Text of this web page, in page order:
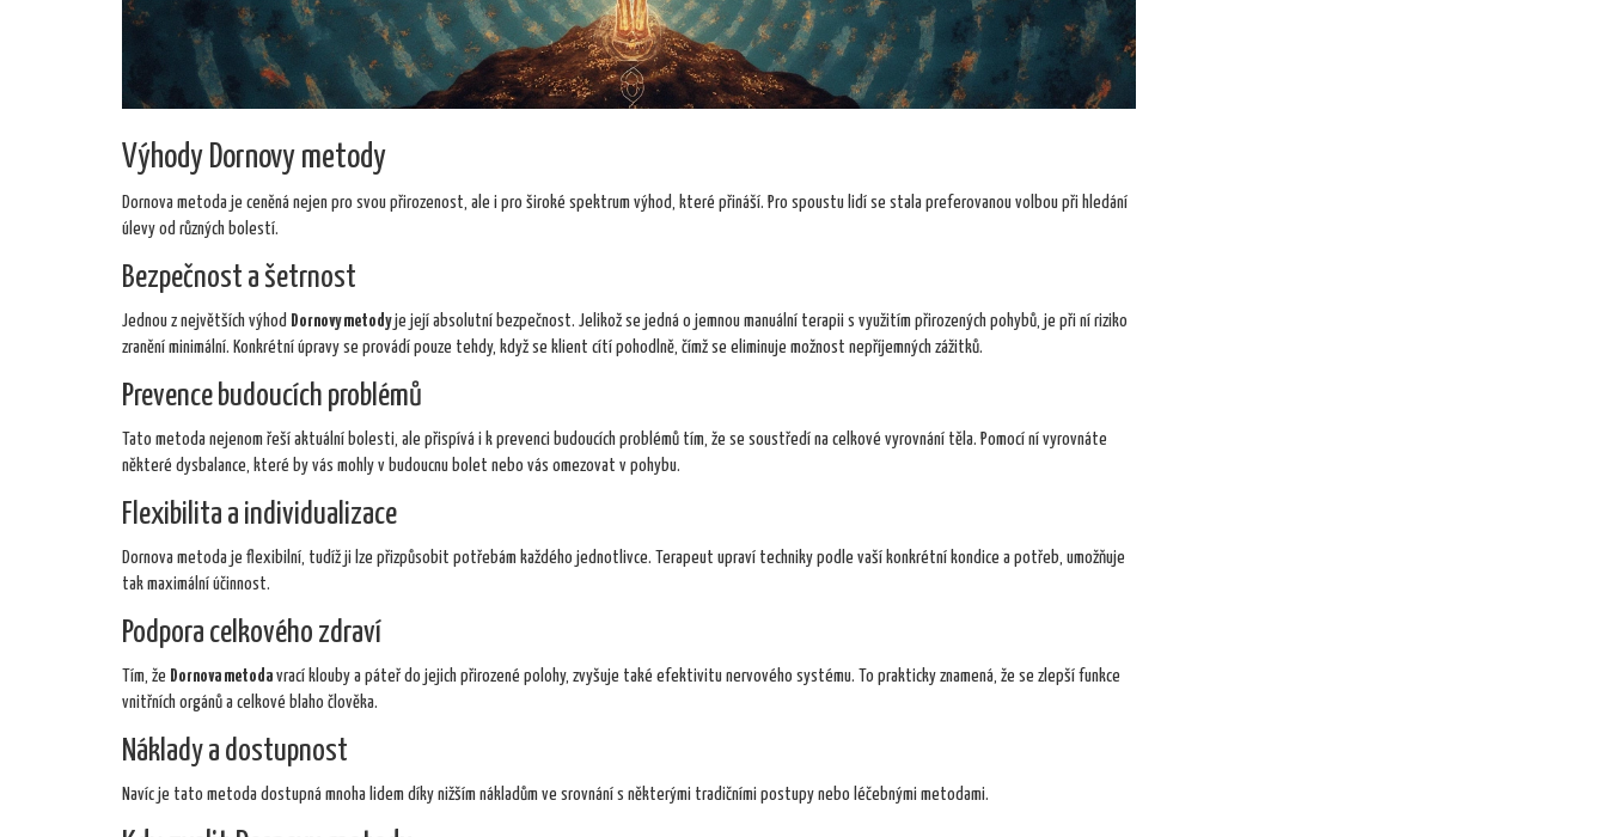
Výhody Dornovy metody
Dornova metoda je ceněná nejen pro svou přirozenost, ale i pro široké spektrum výhod, které přináší. Pro spoustu lidí se stala preferovanou volbou při hledání
úlevy od různých bolestí.
Bezpečnost a šetrnost
Jednou z největších výhod Dornovy metodyje její absolutní bezpečnost. Jelikož se jedná o jemnou manuální terapii s využitím přirozených pohybů, je při ní riziko
zranění minimální. Konkrétní úpravy se provádí pouze tehdy, když se klient cítí pohodlně, čímž se eliminuje možnost nepříjemných zážitků.
Prevence budoucích problémů
Tato metoda nejenom řeší aktuální bolesti, ale přispívá i k prevenci budoucích problémů tím, že se soustředí na celkové vyrovnání těla. Pomocí ní vyrovnáte
některé dysbalance, které by vás mohly v budoucnu bolet nebo vás omezovat v pohybu.
Flexibilita a individualizace
Dornova metoda je flexibilní, tudíž ji lze přizpůsobit potřebám každého jednotlivce. Terapeut upraví techniky podle vaší konkrétní kondice a potřeb, umožňuje
tak maximální účinnost.
Podpora celkového zdraví
Tím, že Dornova metoda vrací klouby a páteř do jejich přirozené polohy, zvyšuje také efektivitu nervového systému. To prakticky znamená, že se zlepší funkce
vnitřních orgánů a celkové blaho člověka.
Náklady a dostupnost
Navíc je tato metoda dostupná mnoha lidem díky nižším nákladům ve srovnání s některými tradičními postupy nebo léčebnými metodami.